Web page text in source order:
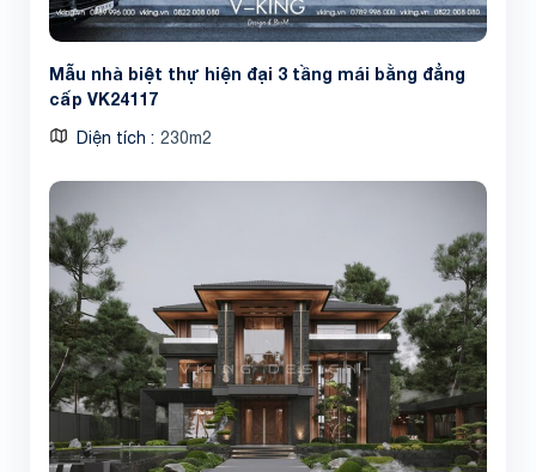
Mẫu nhà biệt thự hiện đại 3 tầng mái bằng đẳng
cấp VK24117
Diện tích 230m2